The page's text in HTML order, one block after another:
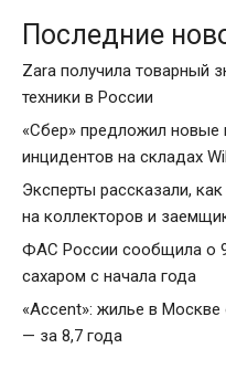
Последние
Zara получила товарный
техники в России
«Сбер» предложил
инцидентов на складах
Эксперты рассказали,
на коллекторов и
ФАС России сообщила о
сахаром с начала года
«Accent»: жилье в Москве
— за 8,7 года